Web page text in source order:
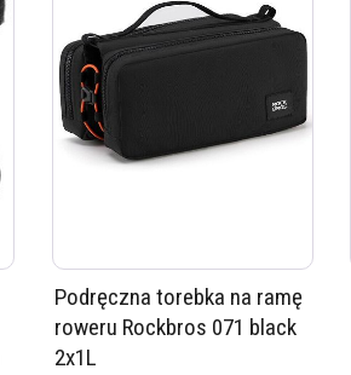
Podręczna torebka na ramę
roweru Rockbros 071 black
2x1L